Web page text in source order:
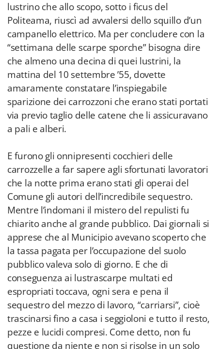
lustrino che allo scopo, sotto i ficus del
Politeama, riuscì ad avvalersi dello squillo d’un
campanello elettrico. Ma per concludere con la
“settimana delle scarpe sporche” bisogna dire
che almeno una decina di quei lustrini, la
mattina del 10 settembre ’55, dovette
amaramente constatare l’inspiegabile
sparizione dei carrozzoni che erano stati portati
via previo taglio delle catene che li assicuravano
a pali e alberi.
E furono gli onnipresenti cocchieri delle
carrozzelle a far sapere agli sfortunati lavoratori
che la notte prima erano stati gli operai del
Comune gli autori dell’incredibile sequestro.
Mentre l’indomani il mistero del repulisti fu
chiarito anche al grande pubblico. Dai giornali si
apprese che al Municipio avevano scoperto che
la tassa pagata per l’occupazione del suolo
pubblico valeva solo di giorno. E che di
conseguenza ai lustrascarpe multati ed
espropriati toccava, ogni sera e pena il
sequestro del mezzo di lavoro, “carriarsi”, cioè
trascinarsi fino a casa i seggioloni e tutto il resto,
pezze e lucidi compresi. Come detto, non fu
questione da niente e non si risolse in un solo